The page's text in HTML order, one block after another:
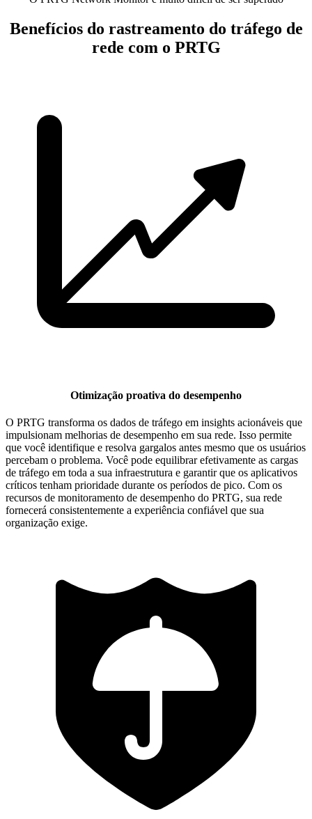
Benefícios do rastreamento do tráfego de
rede com o PRTG
Otimização proativa do desempenho
O PRTG transforma os dados de tráfego em insights acionáveis que
impulsionam melhorias de desempenho em sua rede. Isso permite
que você identifique e resolva gargalos antes mesmo que os usuários
percebam o problema. Você pode equilibrar efetivamente as cargas
de tráfego em toda a sua infraestrutura e garantir que os aplicativos
críticos tenham prioridade durante os períodos de pico. Com os
recursos de monitoramento de desempenho do PRTG, sua rede
fornecerá consistentemente a experiência confiável que sua
organização exige.